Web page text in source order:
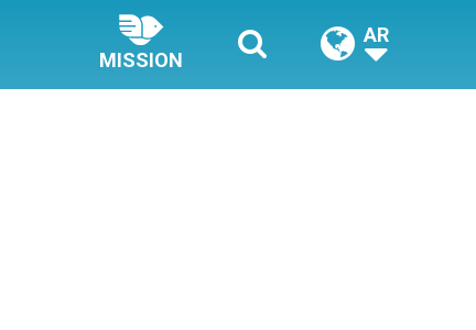
MISSION
AR